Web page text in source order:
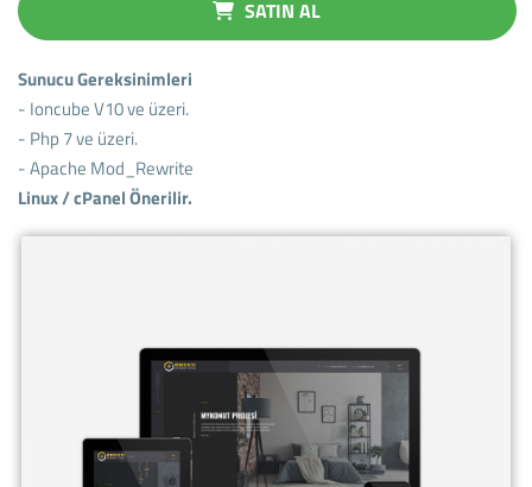
SATIN AL
Sunucu Gereksinimleri
- Ioncube V10 ve üzeri.
- Php 7 ve üzeri.
- Apache Mod_Rewrite
Linux / cPanel Önerilir.